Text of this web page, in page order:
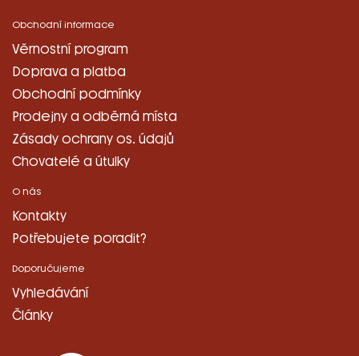
Obchodní informace
Věrnostní program
Doprava a platba
Obchodní podmínky
Prodejny a odběrná místa
Zásady ochrany os. údajů
Chovatelé a útulky
O nás
Kontakty
Potřebujete poradit?
Doporučujeme
Vyhledávání
Články